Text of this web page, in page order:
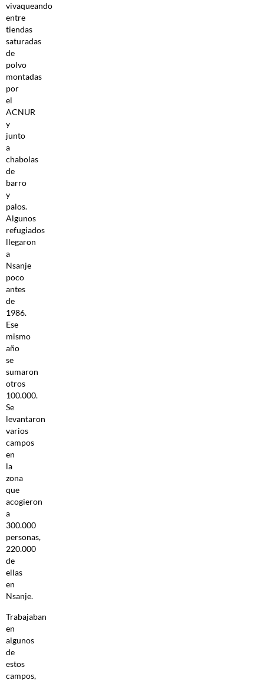
vivaqueando
entre
tiendas
saturadas
de
polvo
montadas
por
el
ACNUR
y
junto
a
chabolas
de
barro
y
palos.
Algunos
refugiados
llegaron
a
Nsanje
poco
antes
de
1986.
Ese
mismo
año
se
sumaron
otros
100.000.
Se
levantaron
varios
campos
en
la
zona
que
acogieron
a
300.000
personas,
220.000
de
ellas
en
Nsanje.
Trabajaban
en
algunos
de
estos
campos,